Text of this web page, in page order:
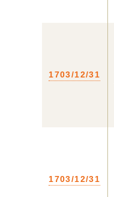
1703/12/31
1703/12/31